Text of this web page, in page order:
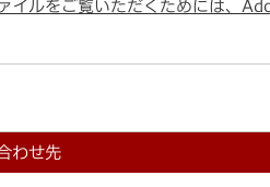
イルをご覧いただくためには、
わせ先